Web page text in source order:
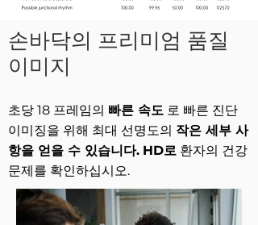
손바닥의 프리미엄 품질
이미지
초당 18 프레임의 빠른 속도 로 빠른 진단
이미징을 위해 최대 선명도의 작은 세부 사
항을 얻을 수 있습니다. HD로 환자의 건강
문제를 확인하십시오.